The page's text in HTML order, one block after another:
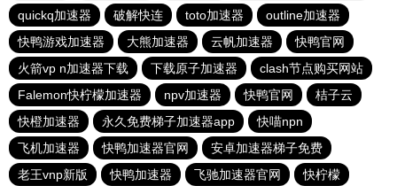
quickq加速器
破解快连 toto加速器
outline加速器
快鸭游戏加速器
大熊加速器 云帆加速器
快鸭官网
火箭vp n加速器下载
下载原子加速器
clash节点购买网站
Falemon快柠檬加速器
npv加速器 快鸭官网
桔子云
快橙加速器
永久免费梯子加速器app
快喵npn
飞机加速器
快鸭加速器官网
安卓加速器梯子免费
老王vnp新版
快鸭加速器 飞驰加速器官网
快柠檬